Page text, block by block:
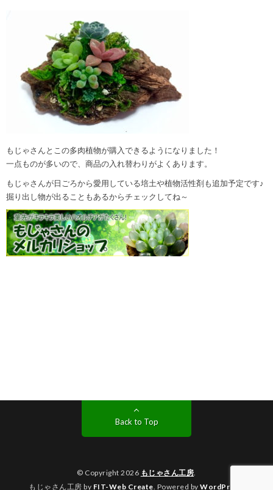
もじゃさんとこの多肉植物が購入できるようになりました！
一点ものが多いので、商品の入れ替わりがよくあります。
もじゃさんが日ごろから愛用している培土や植物活性剤も追加予定です♪
掘り出し物が出ることもあるからチェックしてね～
Back to Top
© Copyright 2026 もじゃさん工房.
もじゃさん工房 by FIT-Web Create. Powered by WordPress